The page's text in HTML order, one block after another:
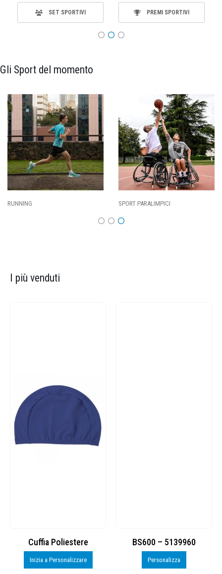
SET SPORTIVI PREMI SPORTIVI
Gli Sport del momento
CALCIO
I più venduti
Cuffia Poliestere
Inizia a Personalizzare
BS600 – 5139960
Personalizza